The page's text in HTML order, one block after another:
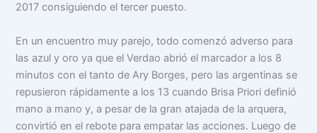
2017 consiguiendo el tercer puesto.
En un encuentro muy parejo, todo comenzó adverso para
las azul y oro ya que el Verdao abrió el marcador a los 8
minutos con el tanto de Ary Borges, pero las argentinas se
repusieron rápidamente a los 13 cuando Brisa Priori definió
mano a mano y, a pesar de la gran atajada de la arquera,
convirtió en el rebote para empatar las acciones. Luego de